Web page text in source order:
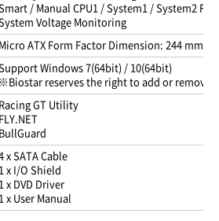
Smart / Manual CPU1 / System1 / System2
System Voltage Monitoring
Micro ATX Form Factor Dimension: 244 mm x
Support Windows 7(64bit) / 10(64bit)
※Biostar reserves the right to add or remove
Racing GT Utility
FLY.NET
BullGuard
x SATA Cable
1 x I/O Shield
1 x DVD Driver
1 x User Manual